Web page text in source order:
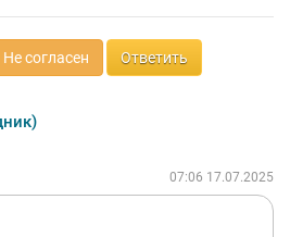
Не согласен Ответить
07:06 17.07.2025